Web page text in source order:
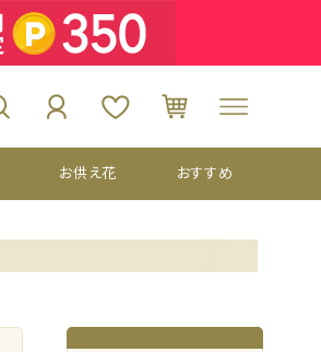
お供え花 おすすめ